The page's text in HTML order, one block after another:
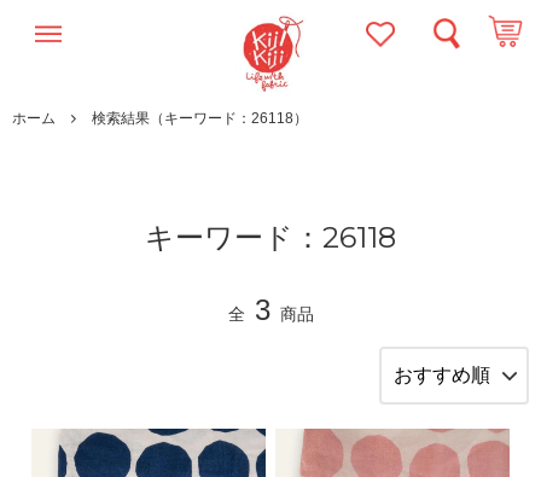
ホーム 検索結果（キーワード：26118）
キーワード：26118
全 3 商品